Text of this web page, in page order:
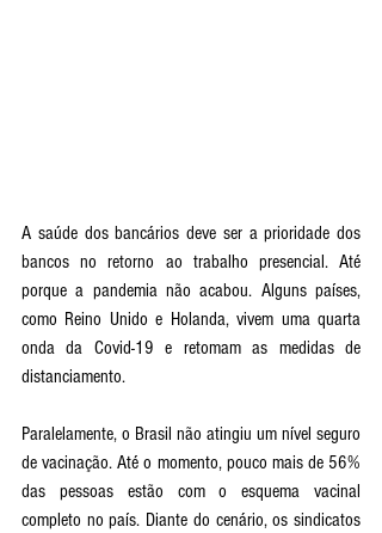
A saúde dos bancários deve ser a prioridade dos
bancos no retorno ao trabalho presencial. Até
porque a pandemia não acabou. Alguns países,
como Reino Unido e Holanda, vivem uma quarta
onda da Covid-19 e retomam as medidas de
distanciamento.
Paralelamente, o Brasil não atingiu um nível seguro
de vacinação. Até o momento, pouco mais de 56%
das pessoas estão com o esquema vacinal
completo no país. Diante do cenário, os sindicatos